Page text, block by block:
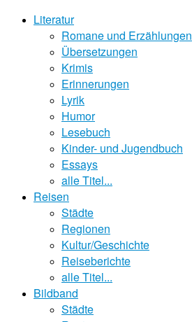
Literatur
Romane und Erzählungen
Übersetzungen
Krimis
Erinnerungen
Lyrik
Humor
Lesebuch
Kinder- und Jugendbuch
Essays
alle Titel...
Reisen
Städte
Regionen
Kultur/Geschichte
Reiseberichte
alle Titel...
Bildband
Städte